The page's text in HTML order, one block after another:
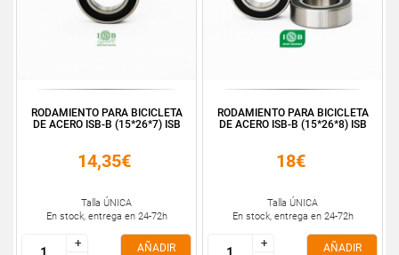
RODAMIENTO PARA BICICLETA
DE ACERO ISB-B (15*26*7) ISB
14,35€
Talla ÚNICA
En stock, entrega en 24-72h
+
+
AÑADIR
RODAMIENTO PARA BICICLETA
DE ACERO ISB-B (15*26*8) ISB
18€
Talla ÚNICA
En stock, entrega en 24-72h
+
+
AÑADIR